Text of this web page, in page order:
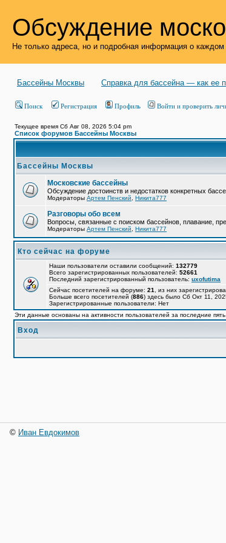
Обсуждение
Не только адреса, но и подробная информация о каждом
Бассейны Москвы Справка для бассейна — как ее
Поиск Регистрация Профиль Войти и проверить
Текущее время Сб Авг 08, 2026 5:04 pm
Список форумов Бассейны Москвы
Бассейны Москвы
Московские бассейны
Обсуждение достоинств и недостатков конкретных
Модераторы Артем Пенский Никита777
Разговоры обо всем
Вопросы, связанные с поиском бассейнов, плавание,
Модераторы Артем Пенский Никита777
Кто сейчас на форуме
Наши пользователи оставили сообщений: 132779
Всего зарегистрированных пользователей: 52661
Последний зарегистрированный пользователь: uxofutima
Сейчас посетителей на форуме: 21 , из них
Больше всего посетителей (886) здесь было Сб Окт 11,
Зарегистрированные пользователи: Нет
Эти данные основаны на активности пользователей за последние
Вход
© Иван Евдокимов